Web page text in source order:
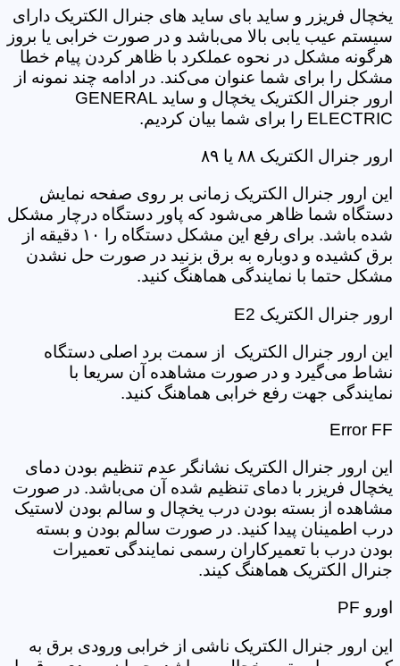
یخچال فریزر و ساید بای ساید های جنرال الکتریک دارای
سیستم عیب یابی بالا می‌باشد و در صورت خرابی یا بروز
هرگونه مشکل در نحوه عملکرد با ظاهر کردن پیام خطا
مشکل را برای شما عنوان می‌کند. در ادامه چند نمونه از
ارور جنرال الکتریک یخچال و ساید GENERAL
ELECTRIC را برای شما بیان کردیم.
ارور جنرال الکتریک ۸۸ یا ۸۹
این ارور جنرال الکتریک زمانی بر روی صفحه نمایش
دستگاه شما ظاهر می‌شود که پاور دستگاه درچار مشکل
شده باشد. برای رفع این مشکل دستگاه را ۱۰ دقیقه از
برق کشیده و دوباره به برق بزنید در صورت حل نشدن
مشکل حتما با نمایندگی هماهنگ کنید.
ارور جنرال الکتریک E2
این ارور جنرال الکتریک از سمت برد اصلی دستگاه
نشاط می‌گیرد و در صورت مشاهده آن سریعا با
نمایندگی جهت رفع خرابی هماهنگ کنید.
Error FF
این ارور جنرال الکتریک نشانگر عدم تنظیم بودن دمای
یخچال فریزر با دمای تنظیم شده آن می‌باشد. در صورت
مشاهده از بسته بودن درب یخچال و سالم بودن لاستیک
درب اطمینان پیدا کنید. در صورت سالم بودن و بسته
بودن درب با تعمیرکاران رسمی نمایندگی تعمیرات
جنرال الکتریک هماهنگ کیند.
اورو PF
این ارور جنرال الکتریک ناشی از خرابی ورودی برق به